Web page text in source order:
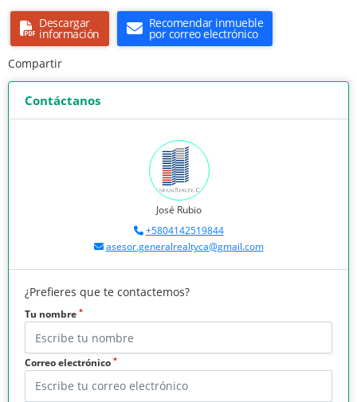
Descargar
información
Recomendar inmueble
por correo electrónico
Compartir
Contáctanos
José Rubio
+5804142519844
asesor.generalrealtyca@gmail.com
¿Prefieres que te contactemos?
Tu nombre *
Correo electrónico *